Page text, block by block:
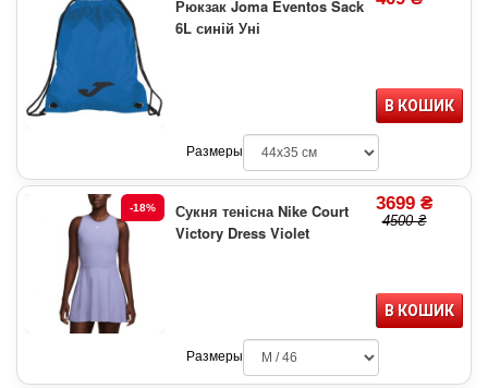
Рюкзак Joma Eventos Sack
6L синій Уні
В КОШИК
Размеры
-18%
Сукня тенісна Nike Court
Victory Dress Violet
3699 ₴
4500 ₴
В КОШИК
Размеры